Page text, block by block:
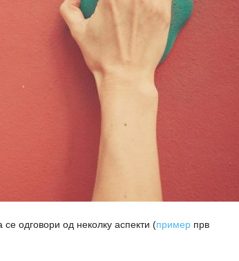
одговори од неколку аспекти (примерпрв